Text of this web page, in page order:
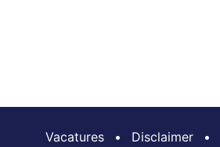
Vacatures • Disclaimer •